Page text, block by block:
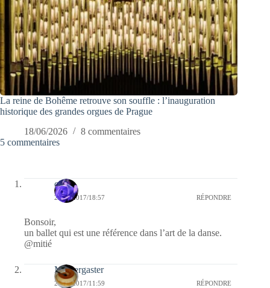
La reine de Bohême retrouve son souffle : l’inauguration
historique des grandes orgues de Prague
18/06/2026
8 commentaires
5 commentaires
covix
28/06/2017/18:57 RÉPONDRE
Bonsoir,
un ballet qui est une référence dans l’art de la danse.
@mitié
Messergaster
25/06/2017/11:59 RÉPONDRE